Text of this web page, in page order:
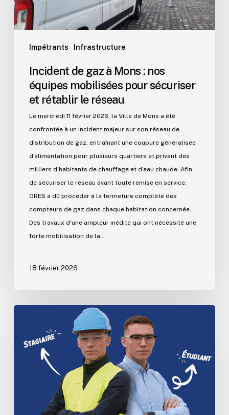
Impétrants Infrastructure
mobilisées
pour
sécuriser
réseau
Incident de gaz à Mons : nos
équipes mobilisées pour sécuriser
et rétablir le réseau
Le mercredi 11 février 2026, la Ville de Mons a été
confrontée à un incident majeur sur son réseau de
distribution de gaz, entraînant une coupure généralisée
d’alimentation pour plusieurs quartiers et privant des
milliers d’habitants de chauffage et d’eau chaude. Afin
de sécuriser le réseau avant toute remise en service,
ORES a dû procéder à la fermeture complète des
compteurs de gaz dans chaque habitation concernée.
Des travaux d'une ampleur inédite qui ont nécessité une
forte mobilisation de la…
18 février 2026
Wanty
t’offre